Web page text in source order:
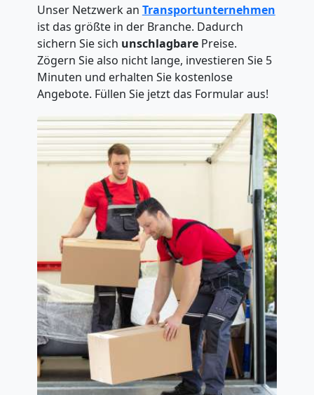
Unser Netzwerk an Transportunternehmen
ist das größte in der Branche. Dadurch
sichern Sie sich unschlagbare Preise.
Zögern Sie also nicht lange, investieren Sie 5
Minuten und erhalten Sie kostenlose
Angebote. Füllen Sie jetzt das Formular aus!